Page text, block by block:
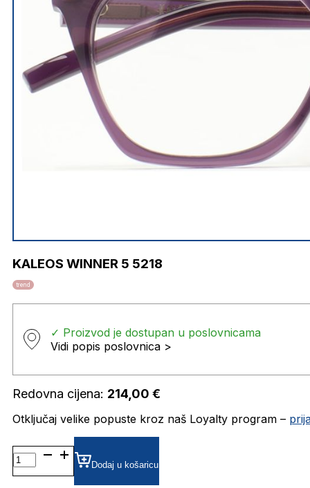
KALEOS WINNER 5 5218
trend
✓ Proizvod je dostupan u poslovnicama
Vidi popis poslovnica >
Redovna cijena: 214,00 €
Otključaj velike popuste kroz naš Loyalty program –
KALEOS
WINNER
5
Dodaj u košaricu